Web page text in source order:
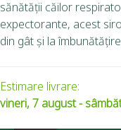
sănătății căilor
expectorante, acest
din gât și la
Estimare livrare:
vineri, 7 august -